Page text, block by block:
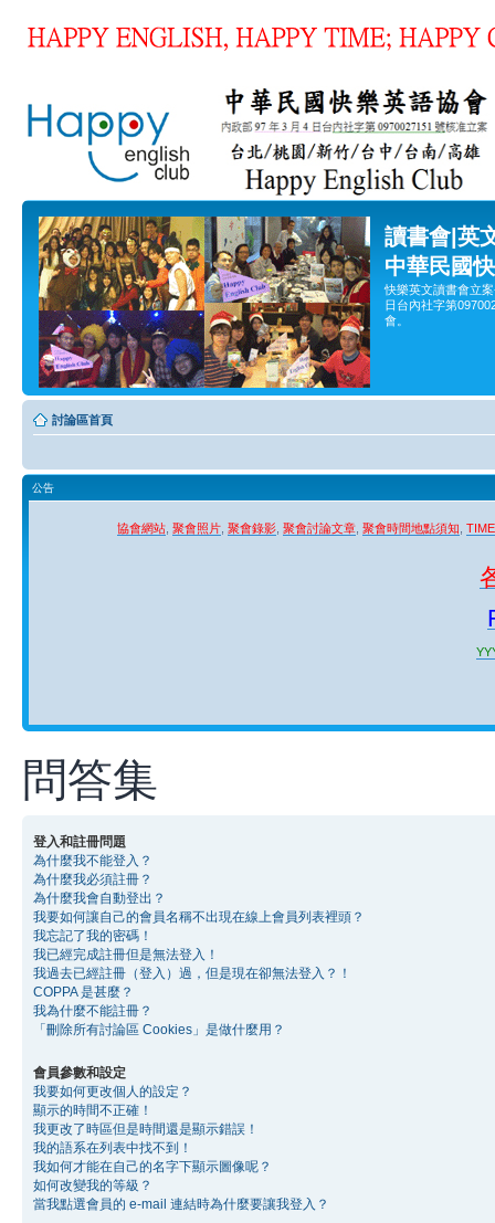
讀書會|英
中華民國
快樂英文讀書會立
日台內社字第
會。
討論區首頁
公告
協會網站 聚會照片 聚會錄影 聚會討論文章 聚會時間地點須知
問答集
登入和註冊問題
為什麼我不能登入？
為什麼我必須註冊？
為什麼我會自動登出？
我要如何讓自己的會員名稱不出現在線上會員列表裡頭？
我忘記了我的密碼！
我已經完成註冊但是無法登入！
我過去已經註冊（登入）過，但是現在卻無法登入？！
COPPA 是甚麼？
我為什麼不能註冊？
「刪除所有討論區 Cookies」是做什麼用？
會員參數和設定
我要如何更改個人的設定？
顯示的時間不正確！
我更改了時區但是時間還是顯示錯誤！
我的語系在列表中找不到！
我如何才能在自己的名字下顯示圖像呢？
如何改變我的等級？
當我點選會員的 e-mail 連結時為什麼要讓我登入？